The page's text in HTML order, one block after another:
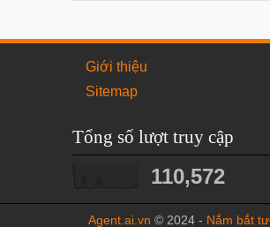
Giới thiệu
Sitemap
Tổng số lượt truy cập
110,572
Agent.ai.vn © 2024 - Nắm bắt